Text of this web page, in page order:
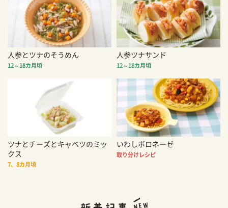
人参とツナのそうめん
12～18カ月頃
人参ツナサンド
12～18カ月頃
ツナとチーズとキャベツのミッ
クス
7、8カ月頃
いわしボロネーゼ
取り分けレシピ